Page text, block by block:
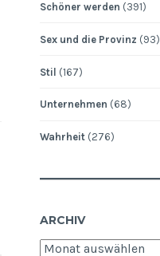
Schöner werden (391)
Sex und die Provinz (93)
Stil (167)
Unternehmen (68)
Wahrheit(276)
ARCHIV
Archiv